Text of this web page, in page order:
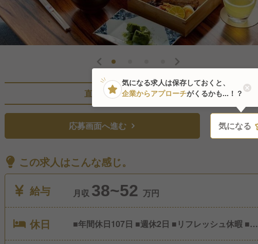
直近39人がこの求人を検討中
応募画面へ進む 気になる
この求人はこんな感じ。
給与
月収 38~52 万円
休日
■年間休日107日 ■週休2日 ■リフレッシュ休暇 ■有
気になる
気になる求人は保存しておくと、
企業からアプローチがくるかも...！？